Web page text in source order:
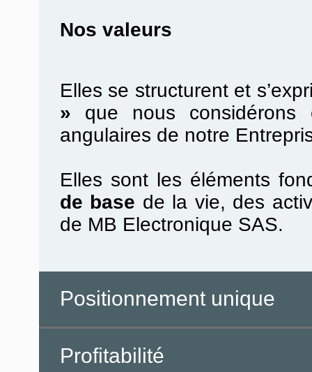
Nos valeurs
Elles se structurent et
» que nous considérons
angulaires de notre
Elles sont les éléments
de base de la vie, des
de MB Electronique SAS.
Positionnement unique
Profitabilité